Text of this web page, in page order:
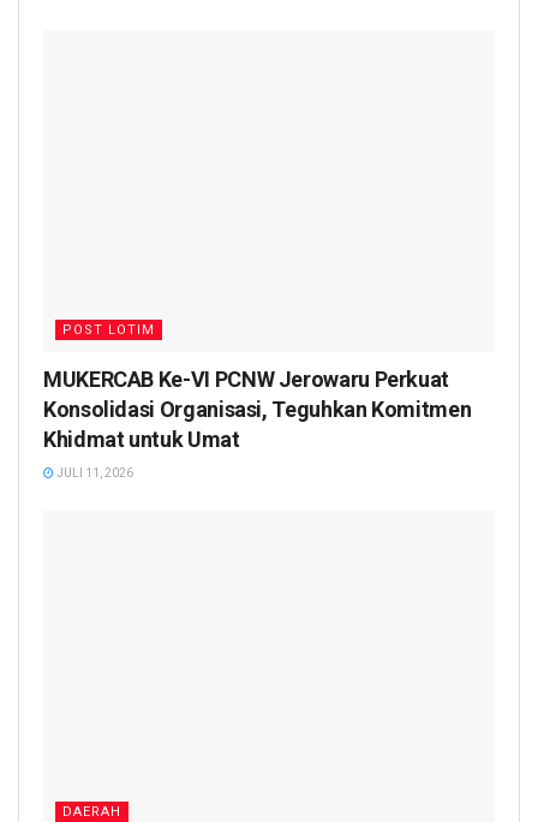
POST LOTIM
MUKERCAB Ke-VI PCNW Jerowaru Perkuat
Konsolidasi Organisasi, Teguhkan Komitmen
Khidmat untuk Umat
JULI 11, 2026
DAERAH